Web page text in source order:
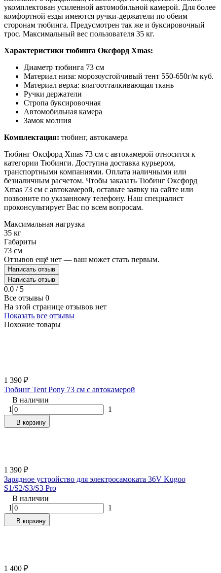
укомплектован усиленной автомобильной камерой. Для более
комфортной езды имеются ручки-держатели по обеим
сторонам тюбинга. Предусмотрен так же и буксировочный
трос. Максимальный вес пользователя 35 кг.
Характеристики тюбинга Оксфорд Xmas:
Диаметр тюбинга 73 см
Материал низа: морозоустойчивый тент 550-650г/м куб.
Материал верха: влагоотталкивающая ткань
Ручки держатели
Стропа буксировочная
Автомобильная камера
Замок молния
Комплектация: тюбинг, автокамера
Тюбинг Оксфорд Xmas 73 см с автокамерой относится к
категории Тюбинги. Доступна доставка курьером,
транспортными компаниями. Оплата наличными или
безналичным расчетом. Чтобы заказать Тюбинг Оксфорд
Xmas 73 см с автокамерой, оставьте заявку на сайте или
позвоните по указанному телефону. Наш специалист
проконсультирует Вас по всем вопросам.
Максимальная нагрузка
35 кг
Габариты
73 см
Отзывов ещё нет — ваш может стать первым.
Написать отзыв
Написать отзыв
0.0 / 5
Все отзывы 0
На этой странице отзывов нет
Показать все отзывы
Похожие товары
1 390 ₽
Тюбинг Tent Pony 73 см с автокамерой
В наличии
1
1
В корзину
1 390 ₽
Зарядное устройство для электросамоката 36V Kugoo
S1/S2/S3/S3 Pro
В наличии
1
1
В корзину
1 400 ₽